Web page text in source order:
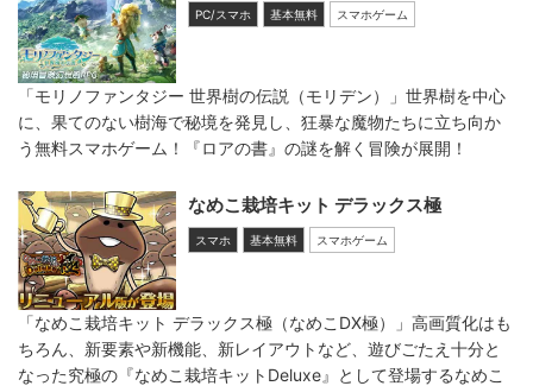
PC/スマホ 基本無料 スマホゲーム
「モリノファンタジー 世界樹の伝説（モリデン）」世界樹を中心
に、果てのない樹海で秘境を発見し、狂暴な魔物たちに立ち向か
う無料スマホゲーム！『ロアの書』の謎を解く冒険が展開！
なめこ栽培キット デラックス極
スマホ 基本無料 スマホゲーム
「なめこ栽培キット デラックス極（なめこDX極）」高画質化はも
ちろん、新要素や新機能、新レイアウトなど、遊びごたえ十分と
なった究極の『なめこ栽培キットDeluxe』として登場するなめこ